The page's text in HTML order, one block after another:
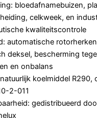
bloedafnamebuizen,
celkweek, en
kwaliteitscontrole
automatische
deksel, bescherming
en onbalans
koelmiddel R290,
2-011
gedistribueerd